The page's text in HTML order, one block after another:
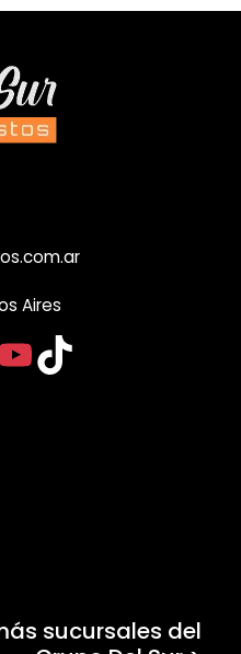
Aires
YouTube
TikTok
sucursales del